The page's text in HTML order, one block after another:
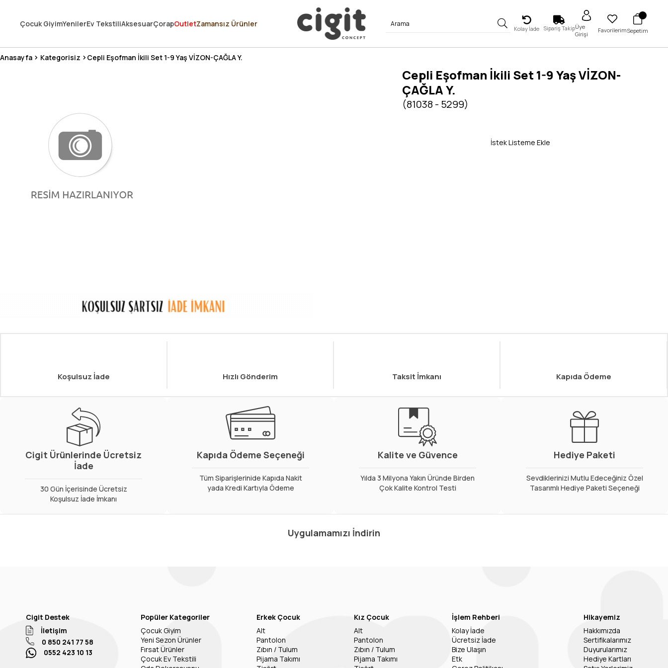
3 MİLYONDAN FAZLA MUTLU MÜŞTERİ ❤️ 10 MİLYON ÜRÜN
Çocuk GiyimYenilerEv TekstiliAksesuarÇorapOutletZamansız Ürünler
Kolay İade Sipariş TakipÜye
Girişi
FavorilerimSepetim
Anasayfa Kategorisiz Cepli Eşofman İkili Set 1-9 Yaş VİZON-ÇAĞLA Y.
Cepli Eşofman İkili Set 1-9 Yaş VİZON-
ÇAĞLA Y.
(81038 - 5299)
İstek Listeme Ekle
Koşulsuz İade Hızlı Gönderim Taksit İmkanı Kapıda Ödeme
Cigit Ürünlerinde Ücretsiz
İade
30 Gün İçerisinde Ücretsiz
Koşulsuz İade İmkanı
Kapıda Ödeme Seçeneği
Tüm Siparişlerinide Kapıda Nakit
yada Kredi Kartıyla Ödeme
Kalite ve Güvence
Yılda 3 Milyona Yakın Üründe Birden
Çok Kalite Kontrol Testi
Hediye Paketi
Sevdiklerinizi Mutlu Edeceğiniz Özel
Tasarımlı Hediye Paketi Seçeneği
Uygulamamızı İndirin
Cigit Destek
İletişim
0 850 241 77 58
0552 423 10 13
Popüler Kategoriler
Çocuk Giyim
Yeni Sezon Ürünler
Fırsat Ürünler
Çocuk Ev Tekstili
Erkek Çocuk
Alt
Pantolon
Zıbın / Tulum
Pijama Takımı
Kız Çocuk
Alt
Pantolon
Zıbın / Tulum
Pijama Takımı
İşlem Rehberi
Kolay İade
Ücretsiz İade
Bize Ulaşın
Etk
Hikayemiz
Hakkımızda
Sertifikalarımız
Duyurularımız
Hediye Kartları